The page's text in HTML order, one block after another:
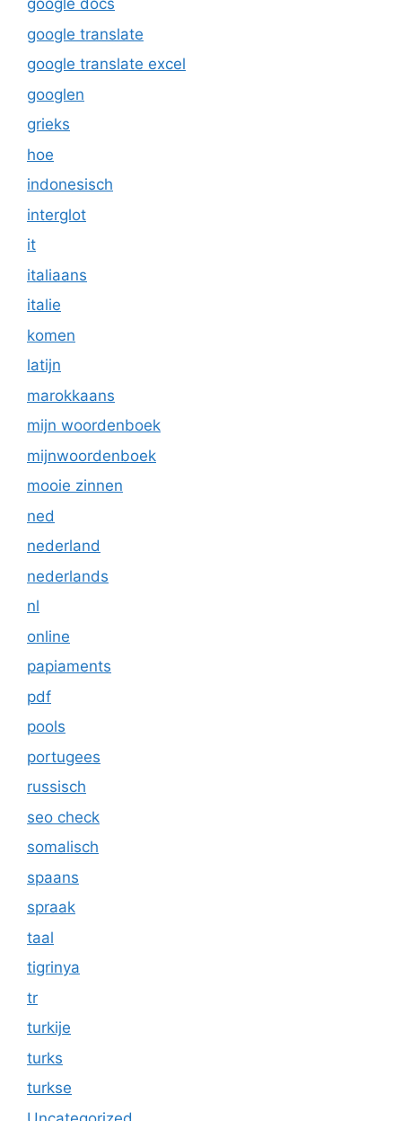
google docs
google translate
google translate excel
googlen
grieks
hoe
indonesisch
interglot
it
italiaans
italie
komen
latijn
marokkaans
mijn woordenboek
mijnwoordenboek
mooie zinnen
ned
nederland
nederlands
nl
online
papiaments
pdf
pools
portugees
russisch
seo check
somalisch
spaans
spraak
taal
tigrinya
tr
turkije
turks
turkse